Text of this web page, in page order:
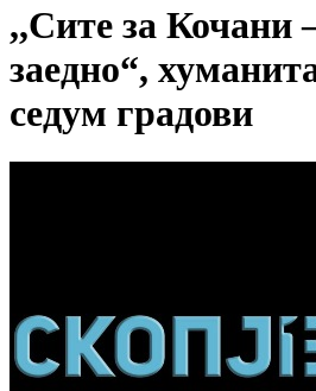
,,Сите за Кочани
заедно“,
седум градови